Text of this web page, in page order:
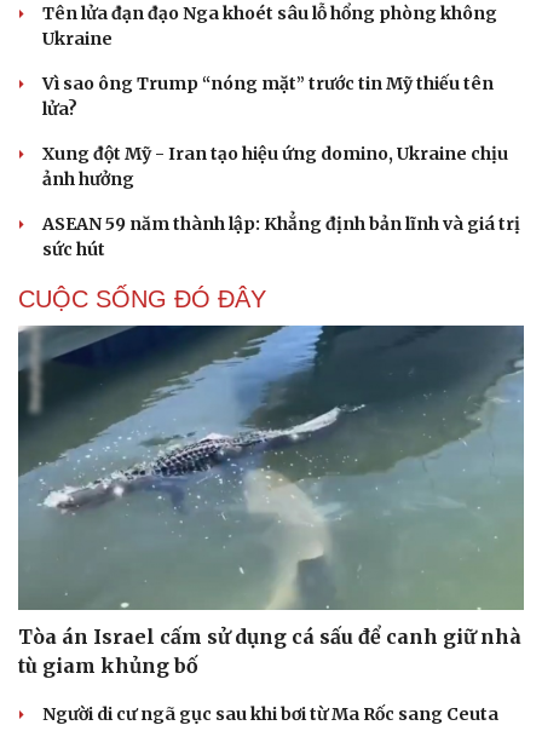
Cải chính
Tên lửa đạn đạo Nga khoét sâu lỗ hổng phòng không
Ukraine
Vì sao ông Trump “nóng mặt” trước tin Mỹ thiếu tên
lửa?
Xung đột Mỹ - Iran tạo hiệu ứng domino, Ukraine chịu
ảnh hưởng
ASEAN 59 năm thành lập: Khẳng định bản lĩnh và giá trị
sức hút
CUỘC SỐNG ĐÓ ĐÂY
Tòa án Israel cấm sử dụng cá sấu để canh giữ nhà
tù giam khủng bố
Người di cư ngã gục sau khi bơi từ Ma Rốc sang Ceuta